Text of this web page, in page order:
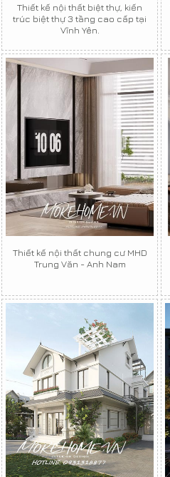
Thiết kế nội thất biệt thự, kiến
trúc biệt thự 3 tầng cao cấp tại
Vĩnh Yên.
Thiết kế nội thất chung cư MHD
Trung Văn - Anh Nam